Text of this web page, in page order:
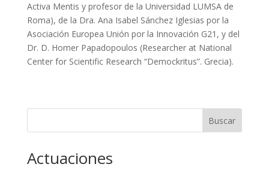
Activa Mentis y profesor de la Universidad LUMSA de
Roma), de la Dra. Ana Isabel Sánchez Iglesias por la
Asociación Europea Unión por la Innovación G21, y del
Dr. D. Homer Papadopoulos (Researcher at National
Center for Scientific Research “Demockritus”. Grecia).
Buscar
Actuaciones